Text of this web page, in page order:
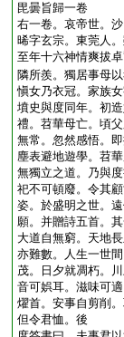
毘曇旨歸一卷
右一卷。哀帝世。
晞字玄宗。東莞人
至年十六神情爽拔
隣所羨。獨居事母
愼女乃衣冠。家族
墳史與度同年。初
禮。苕華母亡。頃
無常。忽然感悟。
塵表避地遊學。苕
無獨立之道。乃與
祀不可頓廢。令其
姿。於盛明之世。
願。并贈詩五首。
大道自無窮。天地
亦難數。人生一世
茂。日夕就凋朽。
音可娯耳。滋味可
燿首。安事自剪削
但令君恤。後